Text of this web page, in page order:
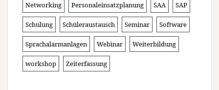
Networking Personaleinsatzplanung SAA SAP
Schulung Schüleraustausch Seminar Software
Sprachalarmanlagen Webinar Weiterbildung
workshop Zeiterfassung